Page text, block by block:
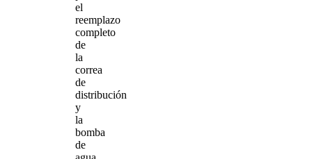
el
reemplazo
completo
de
la
correa
de
distribución
y
la
bomba
de